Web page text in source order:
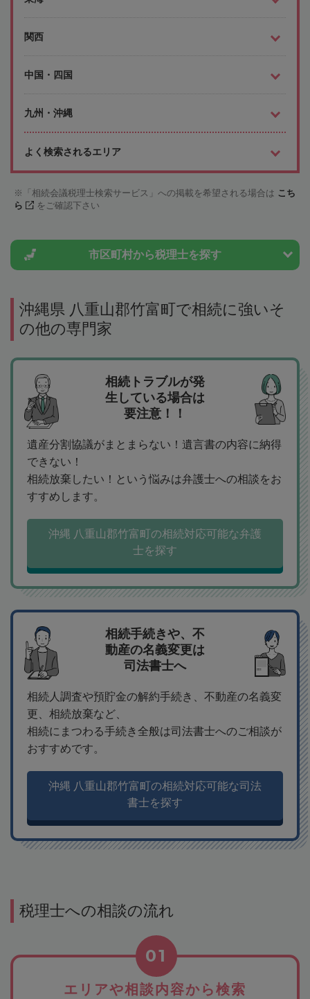
関西
中国・四国
九州・沖縄
よく検索されるエリア
「相続会議税理士検索サービス」への掲載を希望される場合は こち
ら
をご確認下さい
市区町村から税理士を探す
沖縄県 八重山郡竹富町で相続に強いそ
の他の専門家
相続トラブルが発
生している場合は
要注意！！
遺産分割協議がまとまらない！遺言書の内容に納得
できない！
相続放棄したい！という悩みは弁護士への相談をお
すすめします。
沖縄 八重山郡竹富町の相続対応可能な弁護
士を探す
相続手続きや、不
動産の名義変更は
司法書士へ
相続人調査や預貯金の解約手続き、不動産の名義変
更、相続放棄など、
相続にまつわる手続き全般は司法書士へのご相談が
おすすめです。
沖縄 八重山郡竹富町の相続対応可能な司法
書士を探す
税理士への相談の流れ
エリアや相談内容から検索
01